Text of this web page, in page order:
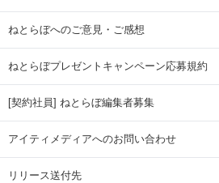
ねとらぼへのご意見・ご感想
ねとらぼプレゼントキャンペーン応募規約
[契約社員] ねとらぼ編集者募集
アイティメディアへのお問い合わせ
リリース送付先